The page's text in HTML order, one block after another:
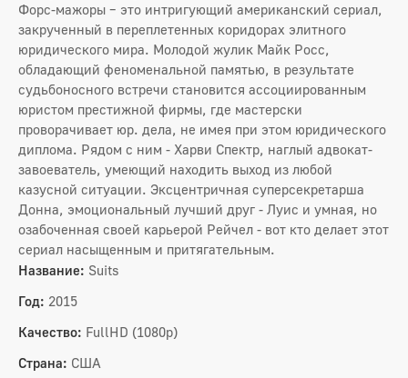
Форс-мажоры – это интригующий американский сериал,
закрученный в переплетенных коридорах элитного
юридического мира. Молодой жулик Майк Росс,
обладающий феноменальной памятью, в результате
судьбоносного встречи становится ассоциированным
юристом престижной фирмы, где мастерски
проворачивает юр. дела, не имея при этом юридического
диплома. Рядом с ним - Харви Спектр, наглый адвокат-
завоеватель, умеющий находить выход из любой
казусной ситуации. Эксцентричная суперсекретарша
Донна, эмоциональный лучший друг - Луис и умная, но
озабоченная своей карьерой Рейчел - вот кто делает этот
сериал насыщенным и притягательным.
Название: Suits
Год: 2015
Качество: FullHD (1080p)
Страна: США